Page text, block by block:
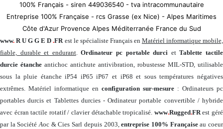
100% Français - siren 449036540 - tva intracommunautaire
Entreprise 100% Française - rcs Grasse (ex Nice) - Alpes Maritimes
Côte d'Azur Provence Alpes Méditerranée France du Sud
www. R U G G E D.FRest le spécialiste Français en Matériel informatique mobile,
fiable, durable et endurant.Ordinateur pc portable durci etTablette tactile
durcie étanche antichoc antichute antivibration, robustesse MIL-STD, utilisable
sous la pluie étanche iP54 iP65 iP67 et iP68 et sous températures négatives
extrêmes. Matériel informatique en configuration sur-mesure : Ordinateurs pc
portables durcis et Tablettes durcies - Ordinateur portable convertible / hybride
avec écran tactile rotatif / clavier détachable tropicalisé. www.Rugged.FRest géré
par la SociétéAoc & Cies Sarl depuis 2003,entreprise 100% Françaiseau coeur